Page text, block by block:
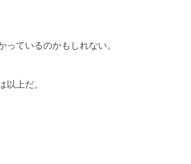
っているのかもしれない。
以上だ。